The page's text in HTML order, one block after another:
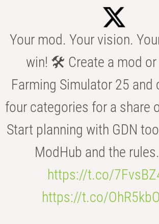
Your mod. Your vision.
win! 🛠️ Create a mod
Farming Simulator 25 and
four categories for a share
Start planning with GDN
ModHub and the
https://t.co/
https://t.co/